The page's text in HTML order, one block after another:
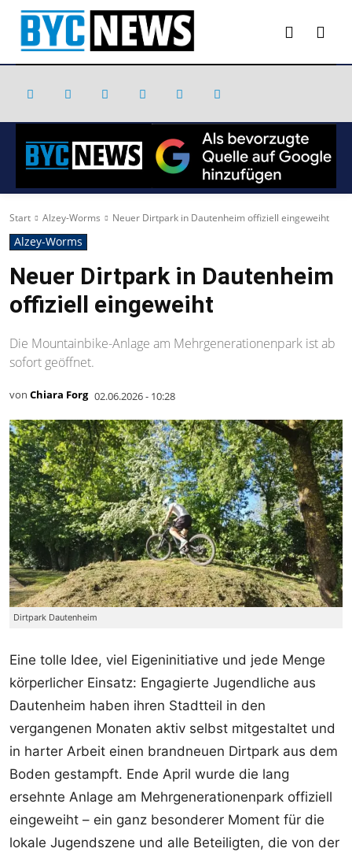
Start Alzey-Worms Neuer Dirtpark in Dautenheim offiziell eingeweiht
Alzey-Worms
Neuer Dirtpark in Dautenheim
offiziell eingeweiht
Die Mountainbike-Anlage am Mehrgenerationenpark ist ab
sofort geöffnet.
von Chiara Forg 02.06.2026 - 10:28
Dirtpark Dautenheim
Eine tolle Idee, viel Eigeninitiative und jede Menge
körperlicher Einsatz: Engagierte Jugendliche aus
Dautenheim haben ihren Stadtteil in den
vergangenen Monaten aktiv selbst mitgestaltet und
in harter Arbeit einen brandneuen Dirtpark aus dem
Boden gestampft. Ende April wurde die lang
ersehnte Anlage am Mehrgenerationenpark offiziell
eingeweiht – ein ganz besonderer Moment für die
lokale Jugendszene und alle Beteiligten, die von der